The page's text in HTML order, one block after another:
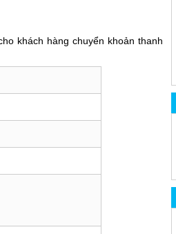
khách hàng chuyển khoản thanh